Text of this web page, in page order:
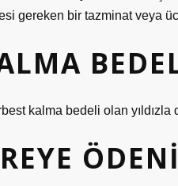
gereken bir tazminat veya
kalma bedeli olan yıldızla